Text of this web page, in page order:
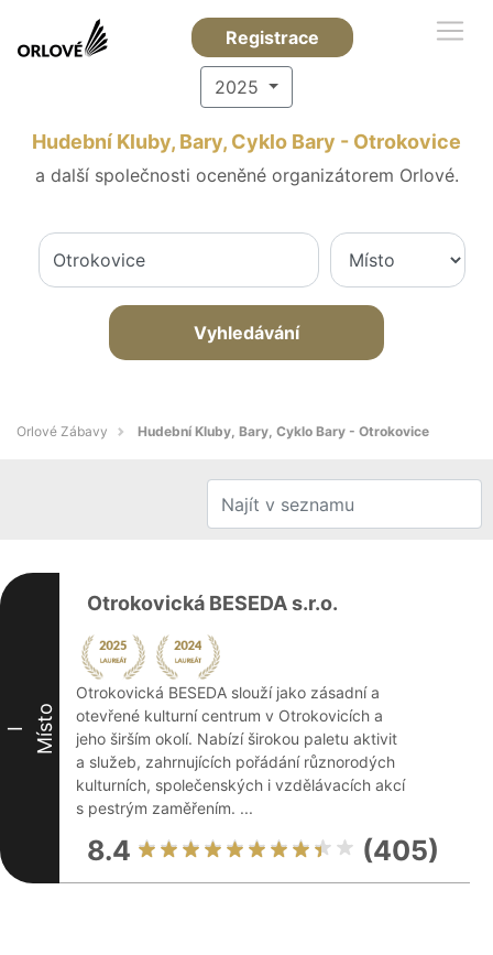
Registrace
2025
Hudební Kluby, Bary, Cyklo Bary - Otrokovice
a další společnosti oceněné organizátorem Orlové.
Vyhledávání
Orlové Zábavy Hudební Kluby, Bary, Cyklo Bary - Otrokovice
I Místo
Otrokovická BESEDA s.r.o.
Otrokovická BESEDA slouží jako zásadní a
otevřené kulturní centrum v Otrokovicích a
jeho širším okolí. Nabízí širokou paletu aktivit
a služeb, zahrnujících pořádání různorodých
kulturních, společenských i vzdělávacích akcí
s pestrým zaměřením. ...
8.4 (405)